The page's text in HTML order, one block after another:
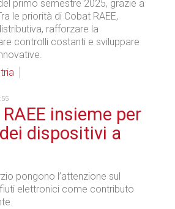
primo semestre 2025, grazie a
le priorità di Cobat RAEE,
rafforzare la
controlli costanti e sviluppare
insieme per
dispositivi a
pongono l’attenzione sul
elettronici come contributo